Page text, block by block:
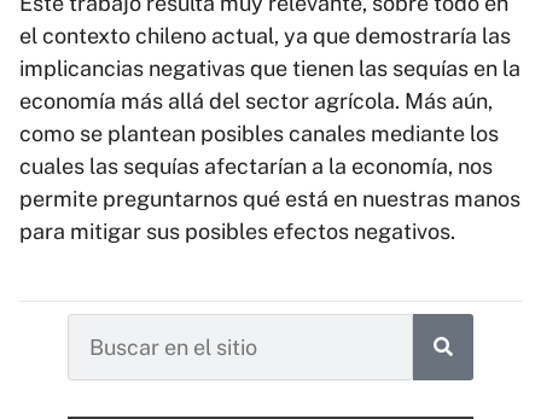
el contexto chileno actual, ya que demostraría las
implicancias negativas que tienen las sequías en la
economía más allá del sector agrícola. Más aún,
como se plantean posibles canales mediante los
cuales las sequías afectarían a la economía, nos
permite preguntarnos qué está en nuestras manos
para mitigar sus posibles efectos negativos.